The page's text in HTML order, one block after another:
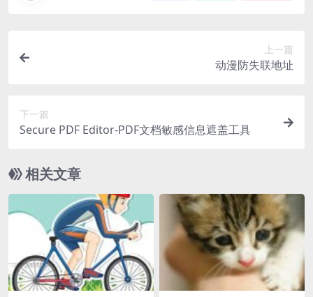
上一篇
动漫防失联地址
下一篇
Secure PDF Editor-PDF文档敏感信息遮盖工具
相关文章